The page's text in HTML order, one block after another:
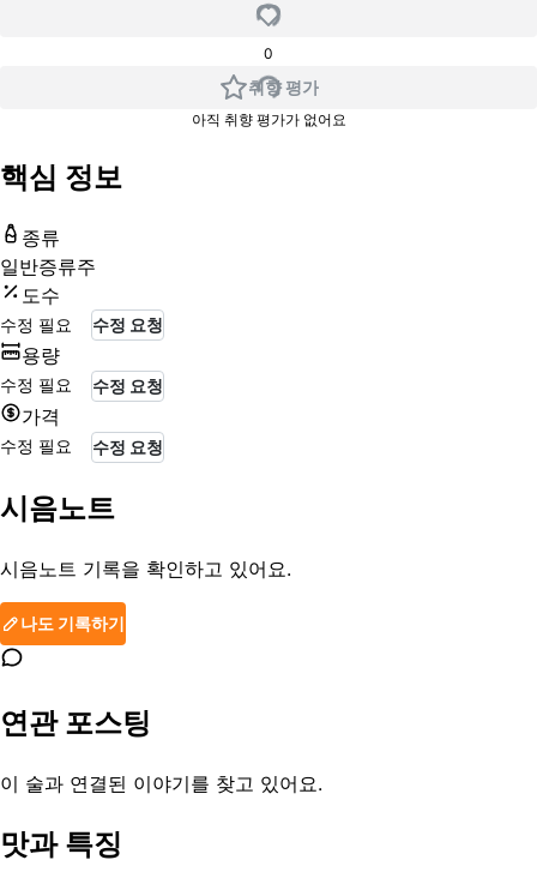
0
취향 평가
아직 취향 평가가 없어요
핵심 정보
종류
일반증류주
도수
수정 필요 수정 요청
용량
수정 필요 수정 요청
가격
수정 필요 수정 요청
시음노트
시음노트 기록을 확인하고 있어요.
나도 기록하기
연관 포스팅
이 술과 연결된 이야기를 찾고 있어요.
맛과 특징